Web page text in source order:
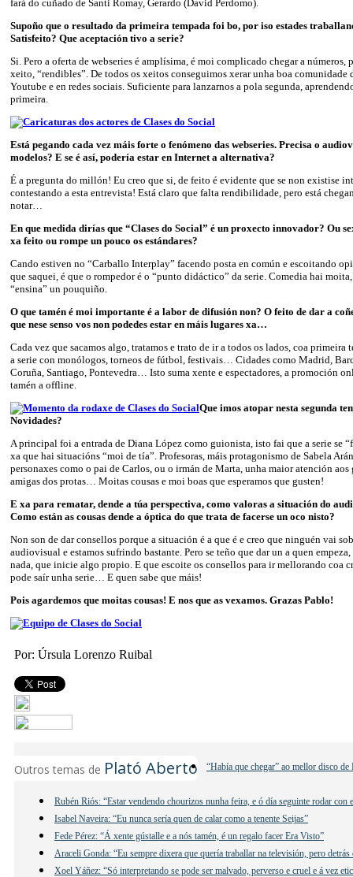
fará do cuñado de Santi Romay, Gerardo (David Perdomo).
Supoño que o resultado da primeira tempada foi bo, por iso estades
Satisfeito? Que aceptación tivo a serie?
Si. Pero a oferta de webseries é amplísima, é moi complicado chegar a
xeito, “rendibles”. De todos os xeitos conseguimos xerar unha boa comunidade
Youtube e en redes sociais. Suficiente para lanzarnos a pola segunda,
primeira.
Está pegando cada vez máis forte o fenómeno das webseries. Precisa o
modelos? E se é así, podería estar en Internet a alternativa?
É a pregunta do millón! Eu creo que si, de feito é evidente que se non existise
contestando a esta entrevista! Está claro que falta rendibilidade, pero está
notar…
En que medida dirías que “Clases do Social” é un proxecto innovador? Ou
xa feito ou rompe un pouco os estándares?
Cando estiven no “Carballo Interplay” facendo posta en común e escoitando
que saquei, é que o rompedor é o “punto didáctico” da serie. Comedia hai
“ensina” un pouquiño.
O que tamén é moi importante é a labor de difusión non? O feito de dar a
que nese senso vos non podedes estar en máis lugares xa…
Cada vez que sacamos algo, tratamos e trato de ir a todos os lados, coa primeira
a serie con monólogos, torneos de fútbol, festivais… Cidades como Madrid,
Coruña, Santiago, Pontevedra… Isto suma xente e espectadores, a promoción
tamén a offline.
Que imos atopar nesta segunda
Novidades?
A principal foi a entrada de Diana López como guionista, isto fai que a serie se
xa que hai situacións “moi de tía”. Profesoras, máis protagonismo de Sabela
personaxes como o pai de Carlos, ou o irmán de Marta, unha maior atención aos
amigas dos protas… Moitas cousas e moi boas que esperamos que gusten!
E xa para rematar, dende a túa perspectiva, como valoras a situación do
Como están as cousas dende a óptica do que trata de facerse un oco nisto?
Non son de dar consellos porque a situación é a que é e creo que ninguén vai
audiovisual e estamos sufrindo bastante. Pero se teño que dar un a quen
nada, que inicie algo propio. E que escoite os consellos para ir mellorando coa
pode saír unha serie… E quen sabe que máis!
Pois agardemos que moitas cousas! E nos que as vexamos. Grazas Pablo!
Por: Úrsula Lorenzo Ruibal
Outros temas de Plató Aberto “Había que chegar” ao mellor disco
Rubén Riós: “Estar vendendo chourizos nunha feira, e ó día seguinte rodar con
Isabel Naveira: “Eu nunca sería quen de calar como a tenente Seijas”
Fede Pérez: “Á xente gústalle e a nós tamén, é un regalo facer Era Visto”
Araceli Gonda: “Eu sempre dixera que quería traballar na televisión, pero detrás
Xoel Yáñez: “Só interpretando se pode ser malvado, perverso e cruel e á vez